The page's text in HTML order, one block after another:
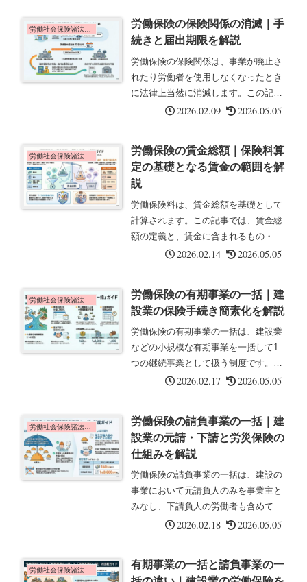
働保険の適用事業となったときに、法
律...
労働社会保険諸法令の基礎知識
労働保険の保険関係の消滅｜手
続きと届出期限を解説
労働保険の保険関係は、事業が廃止さ
れたり労働者を使用しなくなったとき
に法律上当然に消滅します。この記事
では、保険関係消滅時の手続きと届出
廃止・終了したとき、または労働者を
使...
2026.02.09 2026.05.05
労働社会保険諸法令の基礎知識
労働保険の賃金総額｜保険料算
定の基礎となる賃金の範囲を解
説
労働保険料は、賃金総額を基礎として
計算されます。この記事では、賃金総
額の定義と、賃金に含まれるもの・含
まれないものについて解説します。賃
に使用するすべての労働者に支払う賃
金...
2026.02.14 2026.05.05
労働社会保険諸法令の基礎知識
労働保険の有期事業の一括｜建
設業の保険手続き簡素化を解説
労働保険の有期事業の一括は、建設業
などの小規模な有期事業を一括して1
つの継続事業として扱う制度です。こ
の記事では、一括の要件とメリットに
の伐採の事業で、小規模な有期事業
(工...
2026.02.17 2026.05.05
労働社会保険諸法令の基礎知識
労働保険の請負事業の一括｜建
設業の元請・下請と労災保険の
仕組みを解説
労働保険の請負事業の一括は、建設の
事業において元請負人のみを事業主と
みなし、下請負人の労働者も含めて一
括して労災保険を適用する制度です。
業の一括とは請負事業の一括とは、建
2026.02.18 2026.05.05
労働社会保険諸法令の基礎知識
有期事業の一括と請負事業の一